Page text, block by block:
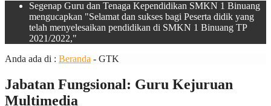
Segenap Guru dan Tenaga Kependidikan SMKN 1 Binuang
mengucapkan "Selamat dan sukses bagi Peserta didik yang
telah menyelesaikan pendidikan di SMKN 1 Binuang TP
2021/2022,"
Anda ada di : Beranda - GTK
Jabatan Fungsional: Guru Kejuruan
Multimedia